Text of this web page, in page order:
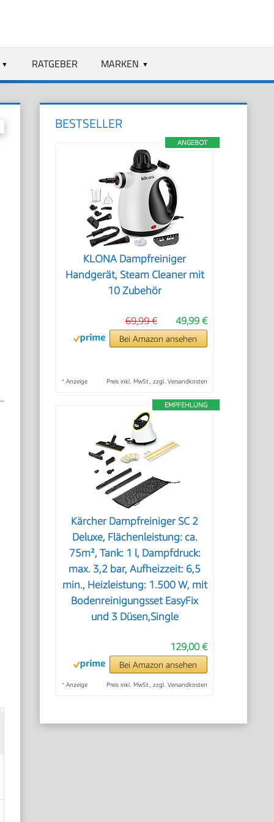
RATGEBER MARKEN
BESTSELLER
ANGEBOT
KLONA Dampfreiniger
Handgerät, Steam Cleaner mit
10 Zubehör
49,99 €
69,99 €
Bei Amazon ansehen
* Anzeige Preis inkl. MwSt., zzgl. Versandkosten
EMPFEHLUNG
Kärcher Dampfreiniger SC 2
Deluxe, Flächenleistung: ca.
75m², Tank: 1 l, Dampfdruck:
max. 3,2 bar, Aufheizzeit: 6,5
min., Heizleistung: 1.500 W, mit
Bodenreinigungsset EasyFix
und 3 Düsen,Single
129,00 €
Bei Amazon ansehen
* Anzeige Preis inkl. MwSt., zzgl. Versandkosten